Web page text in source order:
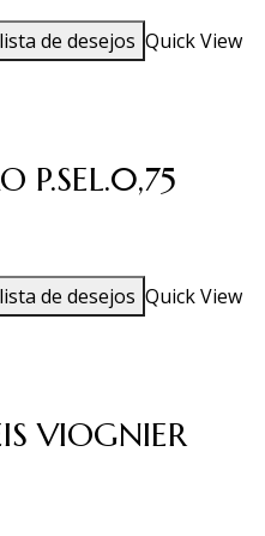
de desejos Quick View
P.SEL.0,75
de desejos Quick View
VIOGNIER